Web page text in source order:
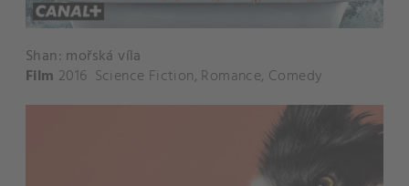
Shan: mořská víla
Film 2016 Science Fiction, Romance, Comedy